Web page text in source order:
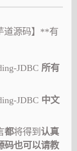
道源码】**有
JDBC 所有
JDBC 中文
都将得到 认真
码也可以请教